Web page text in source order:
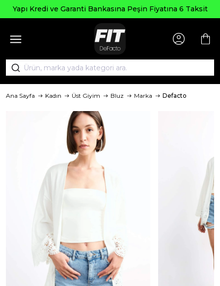
Yapı Kredi ve Garanti Bankasına Peşin Fiyatına 6 Taksit
Ana Sayfa Kadın Üst Giyim Bluz Marka Defacto